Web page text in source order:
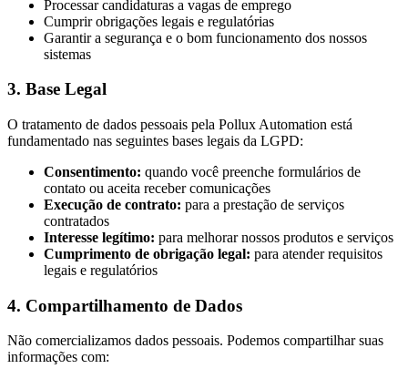
Processar candidaturas a vagas de emprego
Cumprir obrigações legais e regulatórias
Garantir a segurança e o bom funcionamento dos nossos
sistemas
3. Base Legal
O tratamento de dados pessoais pela Pollux Automation está
fundamentado nas seguintes bases legais da LGPD:
Consentimento: quando você preenche formulários de
contato ou aceita receber comunicações
Execução de contrato: para a prestação de serviços
contratados
Interesse legítimo: para melhorar nossos produtos e serviços
Cumprimento de obrigação legal: para atender requisitos
legais e regulatórios
4. Compartilhamento de Dados
Não comercializamos dados pessoais. Podemos compartilhar suas
informações com: